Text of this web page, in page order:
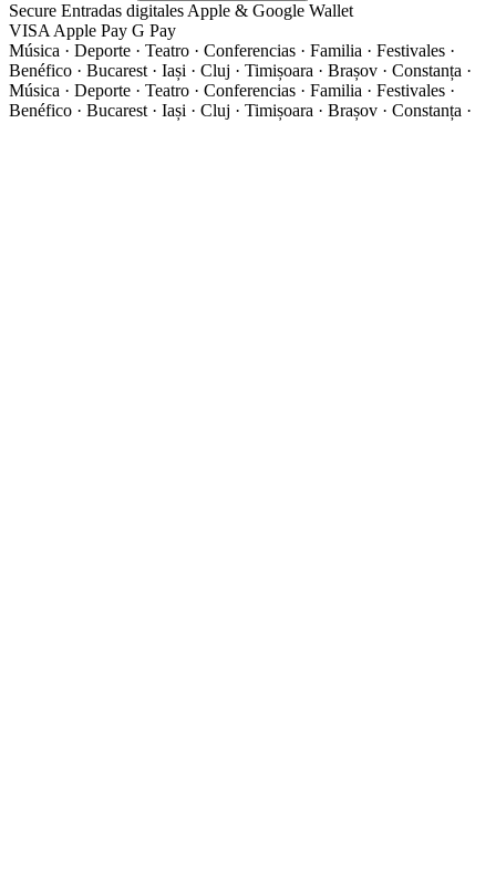
Secure Entradas digitales Apple & Google Wallet
VISA Apple Pay G Pay
Música · Deporte · Teatro · Conferencias · Familia · Festivales ·
Benéfico · Bucarest · Iași · Cluj · Timișoara · Brașov · Constanța ·
Música · Deporte · Teatro · Conferencias · Familia · Festivales ·
Benéfico · Bucarest · Iași · Cluj · Timișoara · Brașov · Constanța ·